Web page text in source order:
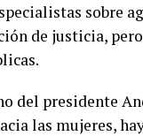
sobre
de justicia,
del presidente
las mujeres,